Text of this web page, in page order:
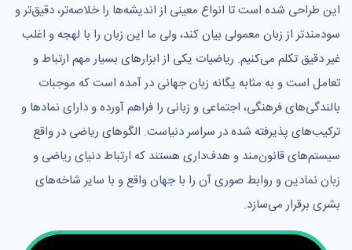
این طراحی شده است تا انواع معینی از اندیشه‌ها را خلاصه‌تر، دقیق‌تر و
سودمندتر از زبان معمولی بیان کند، ولی ما این زبان را با لهجه و اغلب
غیر دقیق تکلم می‌کنیم. ریاضیات یکی از ابزارهای بسیار مهم ارتباط و
تعامل است و به مثابه یگانه زبان جهانی در آمده است که موجبات
بالندگی‌های فرهنگی، اجتماعی و زبانی را فراهم آورده و دارای نمادها و
ترکیب‌های پذیرفته شده در سراسر دنیاست. الگوهای ریاضی در واقع
سیستم‌های قانون‌مند و هدف‌داری هستند که ارتباط دنیای ریاضی و
زبان نمادین و روابط صوری آن را با جهان واقع و با سایر شاخه‌های
بشری برقرار می‌سازد.